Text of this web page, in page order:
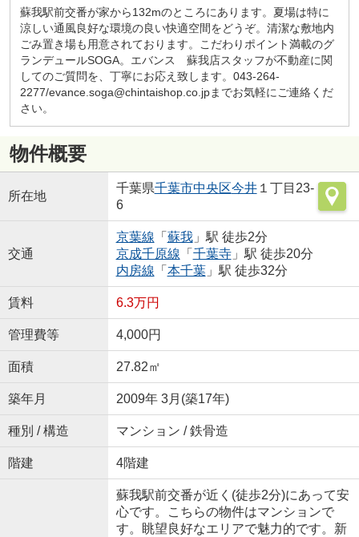
蘇我駅前交番が家から132mのところにあります。夏場は特に
涼しい通風良好な環境の良い快適空間をどうぞ。清潔な敷地内
ごみ置き場も用意されております。こだわりポイント満載のグ
ランデュールSOGA。エバンス 蘇我店スタッフが不動産に関
してのご質問を、丁寧にお応え致します。043-264-
2277/evance.soga@chintaishop.co.jpまでお気軽にご連絡くだ
さい。
物件概要
所在地
千葉県千葉市中央区今井１丁目23-
6
交通
京葉線 「 蘇我」駅 徒歩2分
京成千原線 「 千葉寺」駅 徒歩20分
内房線 「 本千葉」駅 徒歩32分
賃料 6.3万円
管理費等 4,000円
面積 27.82㎡
築年月 2009年 3月(築17年)
種別 / 構造 マンション / 鉄骨造
階建 4階建
蘇我駅前交番が近く(徒歩2分)にあって安
心です。こちらの物件はマンションで
す。眺望良好なエリアで魅力的です。新